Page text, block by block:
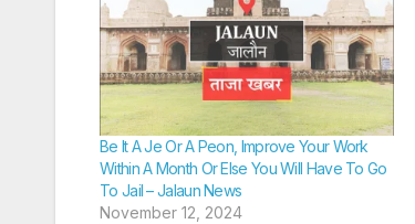
Be It A Je Or A Peon, Improve Your Work
Within A Month Or Else You Will Have To Go
To Jail – Jalaun News
November 12, 2024